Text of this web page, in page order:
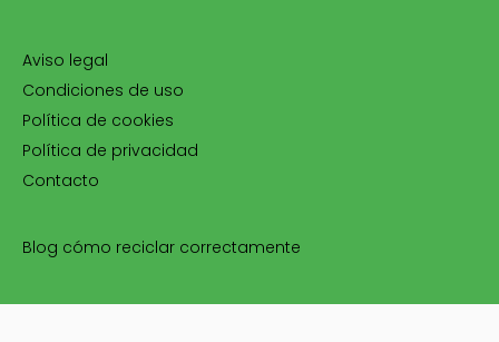
Aviso legal
Condiciones de uso
Política de cookies
Política de privacidad
Contacto
Blog cómo reciclar correctamente